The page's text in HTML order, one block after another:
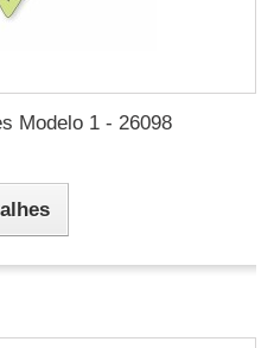
Modelo 1 - 26098